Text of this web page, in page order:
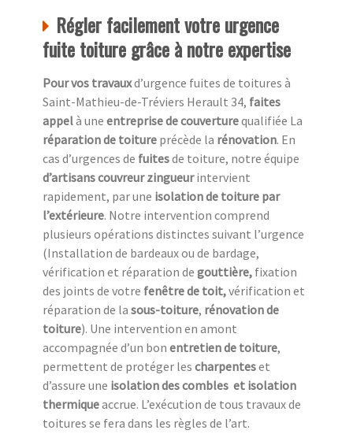
Régler facilement votre urgence
fuite toiture grâce à notre expertise
Pour vos travauxd’urgence fuites de toitures à
Saint-Mathieu-de-Tréviers Herault 34, faites
appelà une entreprise de couverturequalifiée La
réparation de toiture précède la rénovation. En
cas d’urgences de fuitesde toiture, notre équipe
d’artisans couvreur zingueurintervient
rapidement, par une isolation de toiture par
l’extérieure. Notre intervention comprend
plusieurs opérations distinctes suivant l’urgence
(Installation de bardeaux ou de bardage,
vérification et réparation de gouttière, fixation
des joints de votre fenêtre de toit,vérification et
réparation de la sous-toiture, rénovation de
toiture). Une intervention en amont
accompagnée d’un bon entretien de toiture,
permettent de protéger les charpenteset
d’assure une isolation des combles et isolation
thermiqueaccrue. L’exécution de tous travaux de
toitures se fera dans les règles de l’art.